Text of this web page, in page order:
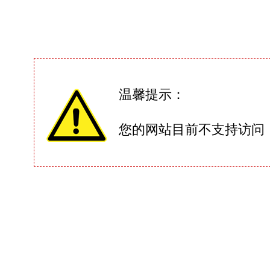
温馨提示：
您的网站目前不支持访